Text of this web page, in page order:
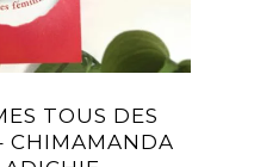
TOUS DES
CHIMAMANDA